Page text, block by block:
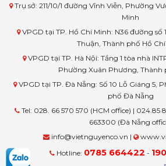
Trụ sở: 211/10/1 đường Vĩnh Viễn, Phường
Minh
VPGD tại TP. Hồ Chí Minh: N36 đường số
Thuận, Thành phố Hồ
VPGD tại TP. Hà Nội: Tầng 1 tòa nhà
Phường Xuân Phương, Thành
VPGD tại TP. Đà Nẵng: Số 10 Lỗ Giáng 5,
phố Đà Nẵng
Tel: 028. 66 570 570 (HCM office) | 024.85
663300 (Đà Nẵng
info@vietnguyenco.vn |
Hotline: 0785 664422 -